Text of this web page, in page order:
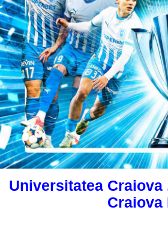
Universitatea
Craiova